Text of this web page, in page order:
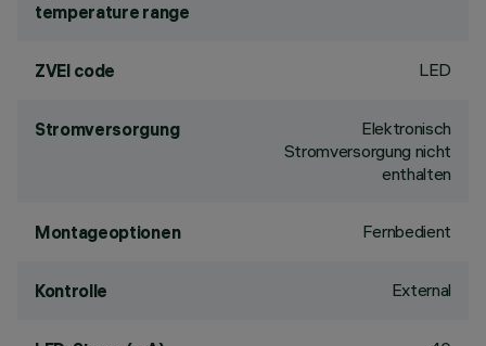
temperature range
ZVEI code LED
Stromversorgung
Elektronisch
Stromversorgung nicht
enthalten
Montageoptionen Fernbedient
Kontrolle External